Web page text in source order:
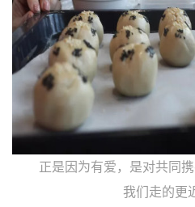
正是因为有爱，是对共同携
我们走的更